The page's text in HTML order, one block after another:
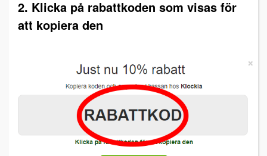
2. Klicka på rabattkoden som visas för
att kopiera den